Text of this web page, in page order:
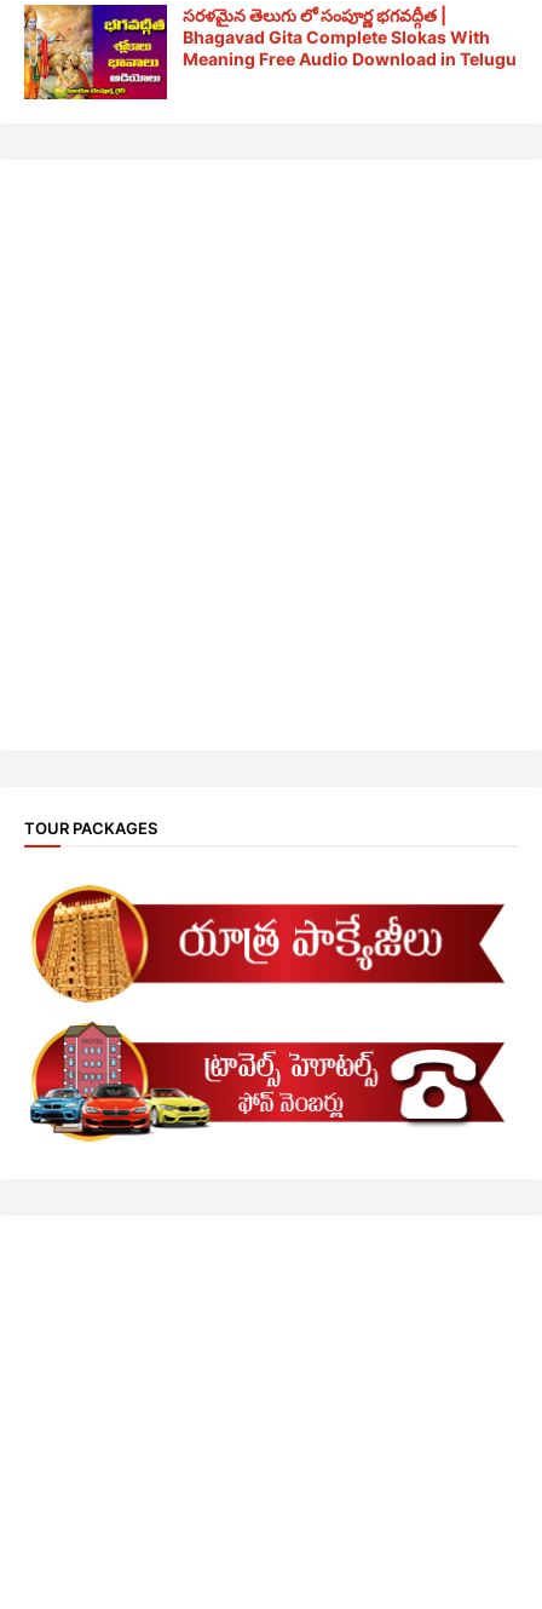
సరళమైన తెలుగు లో సంపూర్ణ భగవద్గీత |
Bhagavad Gita Complete Slokas With
Meaning Free Audio Download in Telugu
TOUR PACKAGES